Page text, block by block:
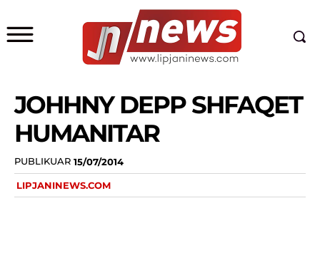
JOHHNY DEPP SHFAQET
HUMANITAR
PUBLIKUAR 15/07/2014
LIPJANINEWS.COM